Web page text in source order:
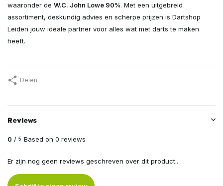
waaronder de W.C. John Lowe 90%. Met een uitgebreid
assortiment, deskundig advies en scherpe prijzen is Dartshop
Leiden jouw ideale partner voor alles wat met darts te maken
heeft.
Delen
Reviews
0 / 5 Based on 0 reviews
Er zijn nog geen reviews geschreven over dit product..